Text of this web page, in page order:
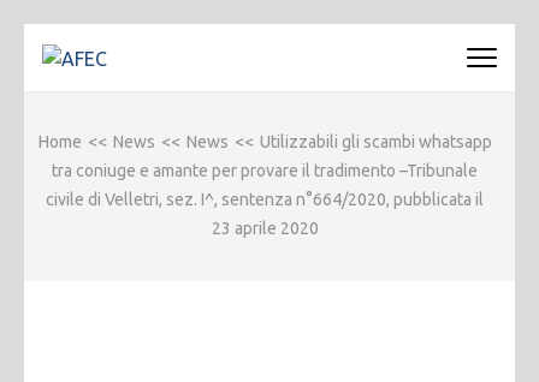
invio)
Home << News << News << Utilizzabili gli scambi whatsapp
tra coniuge e amante per provare il tradimento –Tribunale
civile di Velletri, sez. I^, sentenza n°664/2020, pubblicata il
23 aprile 2020